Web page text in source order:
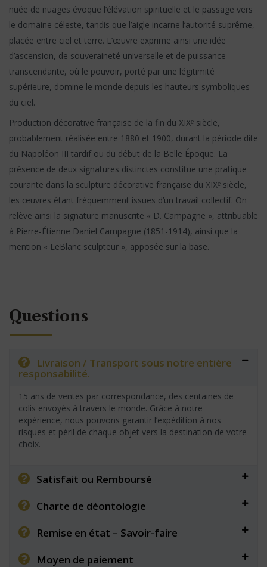
nuée de nuages évoque l’élévation spirituelle et le passage vers
le domaine céleste, tandis que l’aigle incarne l’autorité suprême,
placée entre ciel et terre. L’œuvre exprime ainsi une idée
d’ascension, de souveraineté universelle et de puissance
transcendante, où le pouvoir, porté par une légitimité
supérieure, domine le monde depuis les hauteurs symboliques
du ciel.
Production décorative française de la fin du XIXᵉ siècle,
probablement réalisée entre 1880 et 1900, durant la période dite
du Napoléon III tardif ou du début de la Belle Époque. La
présence de deux signatures distinctes constitue une pratique
courante dans la sculpture décorative française du XIXᵉ siècle,
les œuvres étant fréquemment issues d’un travail collectif. On
relève ainsi la signature manuscrite « D. Campagne », attribuable
à Pierre-Étienne Daniel Campagne (1851-1914), ainsi que la
mention « LeBlanc sculpteur », apposée sur la base.
Questions
Livraison / Transport sous notre entière
responsabilité.
15 ans de ventes par correspondance, des centaines de
colis envoyés à travers le monde. Grâce à notre
expérience, nous pouvons garantir l’expédition à nos
risques et péril de chaque objet vers la destination de votre
choix.
Satisfait ou Remboursé
Charte de déontologie
Remise en état – Savoir-faire
Moyen de paiement